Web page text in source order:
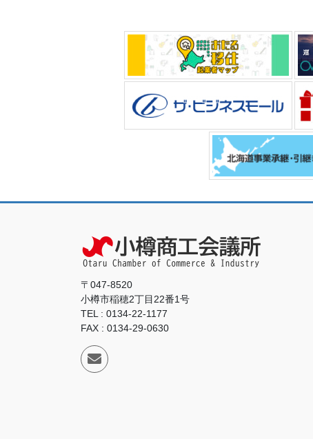
〒047-8520
小樽市稲穂2丁目22番1号
TEL : 0134-22-1177
FAX : 0134-29-0630